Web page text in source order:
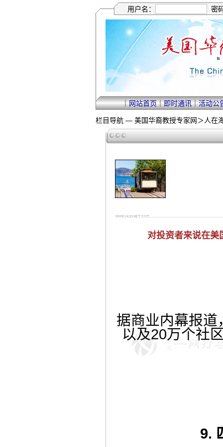
用户名： 密
｜网站首页｜即时通讯｜活动公
栏目导航 — 美国华裔教授专家网＞人在
对投资者来说在美
据商业内幕报道
以及20万个社
9.